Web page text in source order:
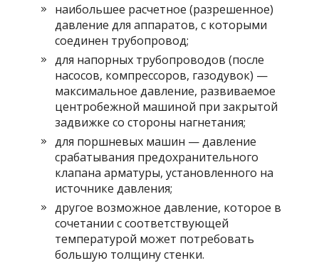
наибольшее расчетное (разрешенное)
давление для аппаратов, с которыми
соединен трубопровод;
для напорных трубопроводов (после
насосов, компрессоров, газодувок) —
максимальное давление, развиваемое
центробежной машиной при закрытой
задвижке со стороны нагнетания;
для поршневых машин — давление
срабатывания предохранительного
клапана арматуры, установленного на
источнике давления;
другое возможное давление, которое в
сочетании с соответствующей
температурой может потребовать
большую толщину стенки.